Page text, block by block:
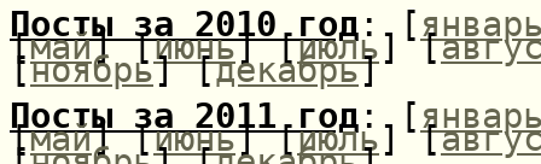
Посты за 2010 год : [
[май] [июнь] [июль] [
[ноябрь] [декабрь]
Посты за 2011 год : [
[май] [июнь] [июль] [